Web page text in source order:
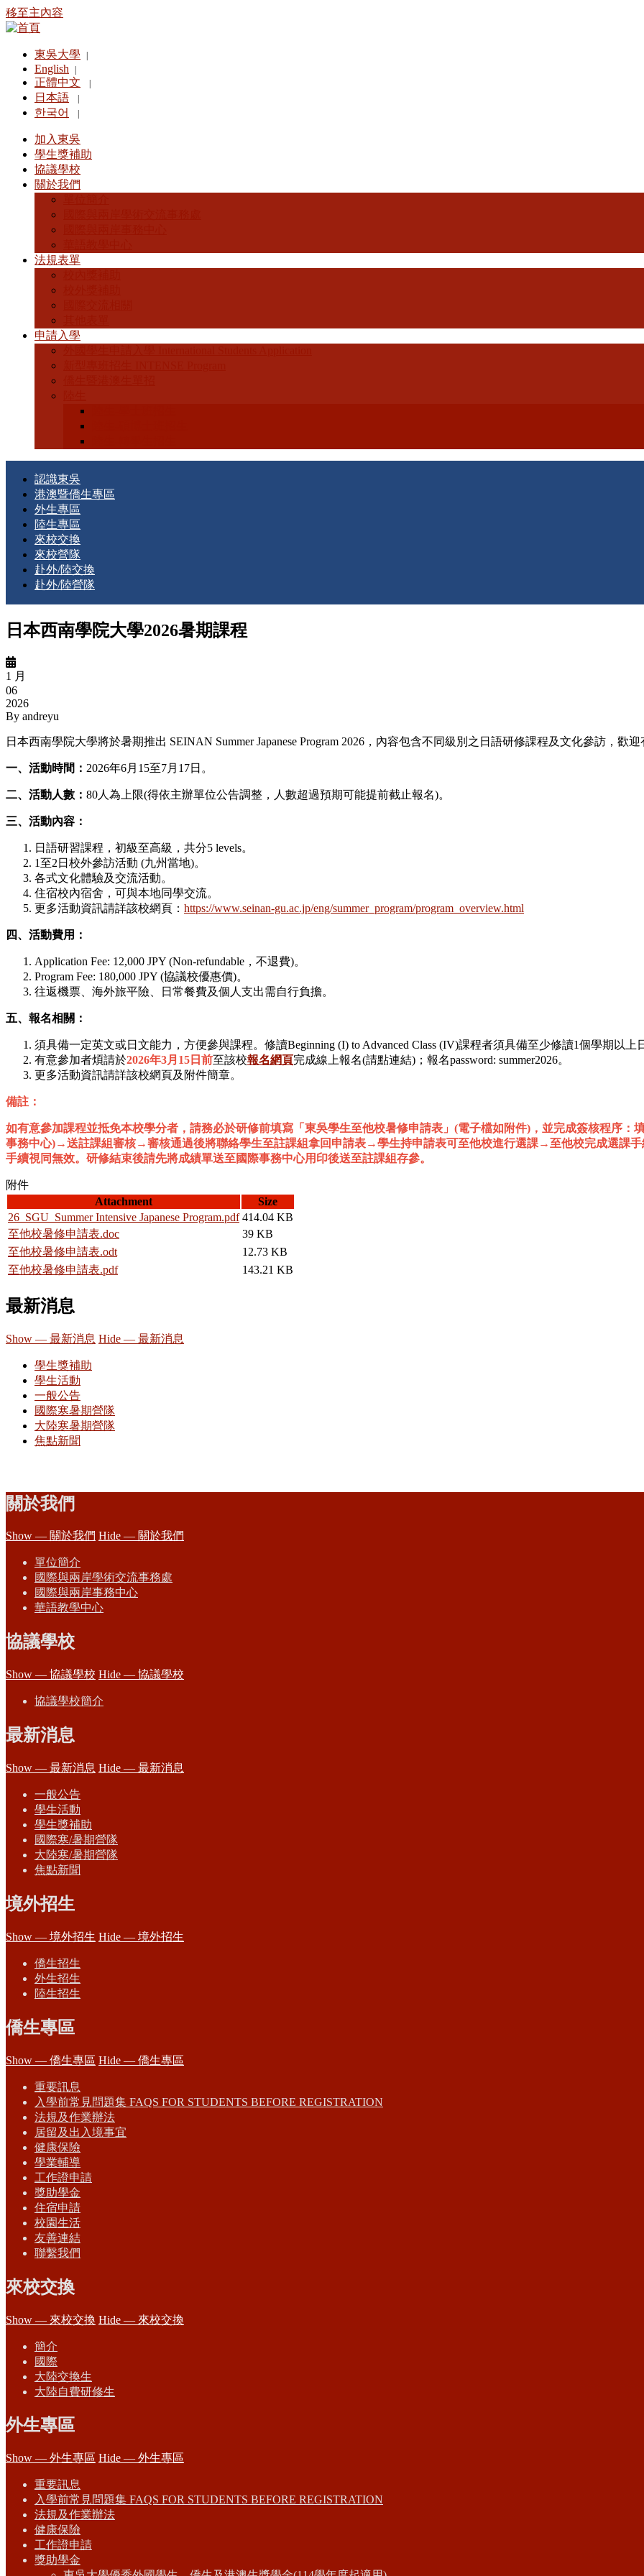
移至主內容
東吳大學
English
正體中文
日本語
한국어
加入東吳
學生獎補助
協議學校
關於我們
法規表單
申請入學
認識東吳
港澳暨僑生專區
外生專區
陸生專區
來校交換
來校營隊
赴外/陸交換
赴外/陸營隊
日本西南學院大學2026暑期課程
1 月
06
2026
By andreyu
日本西南學院大學將於暑期推出 SEINAN Summer Japanese Program 2026，內容包含不同級別之日語研修課程及文化參訪，歡
一、活動時間： 2026年6月15至7月17日。
二、 活動人數： 80人為上限(得依主辦單位公告調整，人數超過預期可能提前截止報名)。
三、活動內容：
日語研習課程，初級至高級，共分5 levels。
1至2日校外參訪活動 (九州當地)。
各式文化體驗及交流活動。
住宿校內宿舍，可與本地同學交流。
更多活動資訊請詳該校網頁： https://www.seinan-gu.ac.jp/eng/summer_program/program_overview.html
四、活動費用：
Application Fee: 12,000 JPY (Non-refundable，不退費)。
Program Fee: 180,000 JPY (協議校優惠價)。
往返機票、海外旅平險、日常餐費及個人支出需自行負擔。
五、報名相關：
須具備一定英文或日文能力，方便參與課程。修讀Beginning (I) to Advanced Class (IV)課程者須具備至少修讀1個學期以上
有意參加者煩請於2026年3月15日前至該校報名網頁完成線上報名(請點連結)；報名password: summer2026。
更多活動資訊請詳該校網頁及附件簡章。
備註：
如有意參加課程並抵免本校學分者，請務必於研修前填寫「東吳學生至他校暑修申請表」(電子檔如附件)，並完成簽核程序
事務中心)→送註課組審核→審核通過後將聯絡學生至註課組拿回申請表→學生持申請表可至他校進行選課→至他校完成選課
手續視同無效。研修結束後請先將成績單送至國際事務中心用印後送至註課組存參。
附件
Attachment
Size
26_SGU_Summer Intensive Japanese Program.pdf 414.04 KB
至他校暑修申請表.doc
39 KB
至他校暑修申請表.odt
12.73 KB
至他校暑修申請表.pdf
143.21 KB
最新消息
Show — 最新消息 Hide — 最新消息
學生獎補助
學生活動
一般公告
國際寒暑期營隊
大陸寒暑期營隊
焦點新聞
關於我們
Show — 關於我們 Hide — 關於我們
單位簡介
國際與兩岸學術交流事務處
國際與兩岸事務中心
華語教學中心
協議學校
Show — 協議學校 Hide — 協議學校
協議學校簡介
最新消息
Show — 最新消息 Hide — 最新消息
一般公告
學生活動
學生獎補助
國際寒/暑期營隊
大陸寒/暑期營隊
焦點新聞
境外招生
Show — 境外招生 Hide — 境外招生
僑生招生
外生招生
陸生招生
僑生專區
Show — 僑生專區 Hide — 僑生專區
重要訊息
入學前常見問題集 FAQS FOR STUDENTS BEFORE REGISTRATION
法規及作業辦法
居留及出入境事宜
健康保險
學業輔導
工作證申請
獎助學金
住宿申請
校園生活
友善連結
聯繫我們
來校交換
Show — 來校交換 Hide — 來校交換
簡介
國際
大陸交換生
大陸自費研修生
外生專區
Show — 外生專區 Hide — 外生專區
重要訊息
入學前常見問題集 FAQS FOR STUDENTS BEFORE REGISTRATION
法規及作業辦法
健康保險
工作證申請
獎助學金